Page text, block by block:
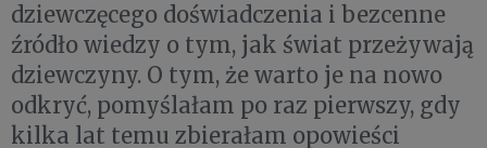
dziewczęcego doświadczenia i bezcenne
źródło wiedzy o tym, jak świat przeżywają
dziewczyny. O tym, że warto je na nowo
odkryć, pomyślałam po raz pierwszy, gdy
kilka lat temu zbierałam opowieści